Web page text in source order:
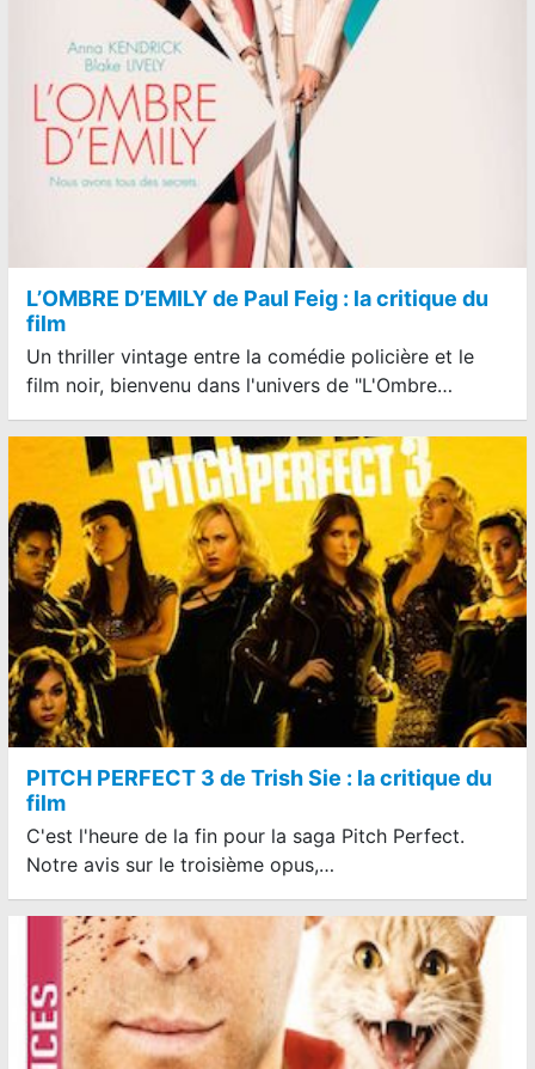
L’OMBRE D’EMILY de Paul Feig : la critique du
film
Un thriller vintage entre la comédie policière et le
film noir, bienvenu dans l'univers de "L'Ombre…
PITCH PERFECT 3 de Trish Sie : la critique du
film
C'est l'heure de la fin pour la saga Pitch Perfect.
Notre avis sur le troisième opus,…